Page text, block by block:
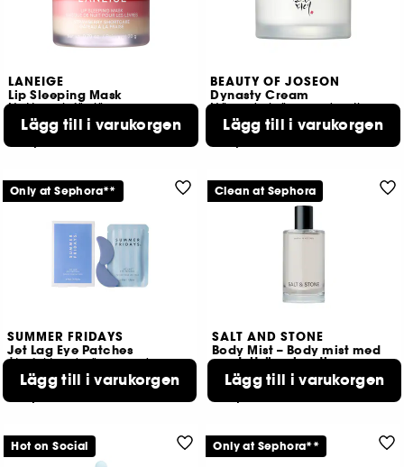
LANEIGE
Lip Sleeping Mask
Nattmask för läpparna
6092
299,00 KR
Lägg till i varukorgen
BEAUTY OF JOSEON
Dynasty Cream
Närande kräm med anti-age-fördelar
118
289,00 KR
Lägg till i varukorgen
SUMMER FRIDAYS
Jet Lag Eye Patches
Återfuktande ögonpads
742
339,00 KR
Lägg till i varukorgen
Only at Sephora**
SALT AND STONE
Body Mist – Body mist med
sandelträ och vetiver
3109
539,00 KR
Lägg till i varukorgen
Clean at Sephora
Hot on Social Only at Sephora**